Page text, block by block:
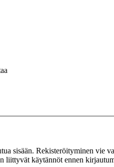
sisään. Rekisteröityminen vie
liittyvät käytännöt ennen